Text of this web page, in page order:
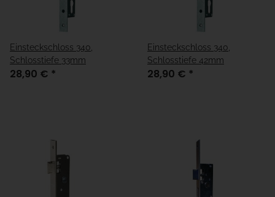
Einsteckschloss 340,
Schlosstiefe 33mm
28,90 € *
Einsteckschloss 340,
Schlosstiefe 42mm
28,90 € *